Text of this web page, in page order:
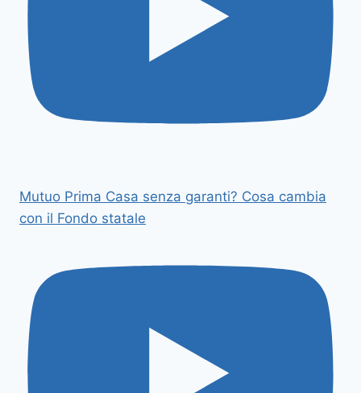
Mutuo Prima Casa senza garanti? Cosa cambia
con il Fondo statale